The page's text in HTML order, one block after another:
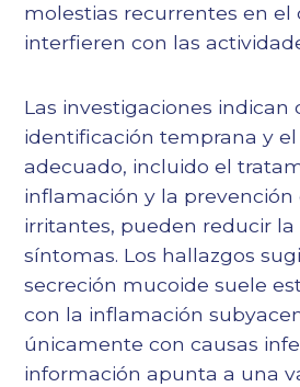
molestias recurrentes en el
interfieren con las
Las investigaciones indican
identificación temprana y
adecuado, incluido el
inflamación y la prevención
irritantes, pueden reducir la
síntomas. Los hallazgos
secreción mucoide suele
con la inflamación
únicamente con causas
información apunta a una